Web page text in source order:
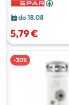
do 18.08
5,79 €
-30%